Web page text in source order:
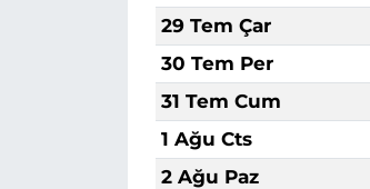
29 Tem Çar
30 Tem Per
31 Tem Cum
1 Ağu Cts
2 Ağu Paz